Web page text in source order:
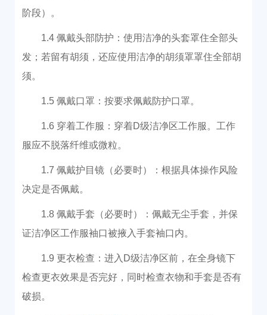
阶段）。
1.4 佩戴头部防护：使用洁净的头套罩住全部头
发；若留有胡须，还应使用洁净的胡须罩罩住全部胡
须。
1.5 佩戴口罩：按要求佩戴防护口罩。
1.6 穿着工作服：穿着D级洁净区工作服。工作
服应不脱落纤维或微粒。
1.7 佩戴护目镜（必要时）：根据具体操作风险
决定是否佩戴。
1.8 佩戴手套（必要时）：佩戴无尘手套，并保
证洁净区工作服袖口被掖入手套袖口内。
1.9 更衣检查：进入D级洁净区前，在全身镜下
检查更衣效果是否完好，同时检查衣物和手套是否有
破损。